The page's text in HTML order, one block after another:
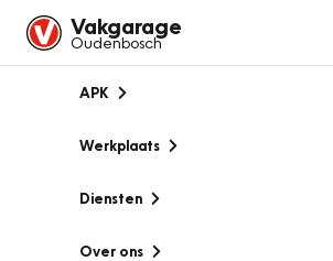
Vakgarage
Oudenbosch
APK
Werkplaats
Diensten
Over ons